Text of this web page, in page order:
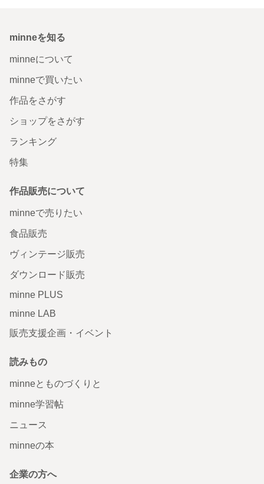
minneを知る
minneについて
minneで買いたい
作品をさがす
ショップをさがす
ランキング
特集
作品販売について
minneで売りたい
食品販売
ヴィンテージ販売
ダウンロード販売
minne PLUS
minne LAB
販売支援企画・イベント
読みもの
minneとものづくりと
minne学習帖
ニュース
minneの本
企業の方へ